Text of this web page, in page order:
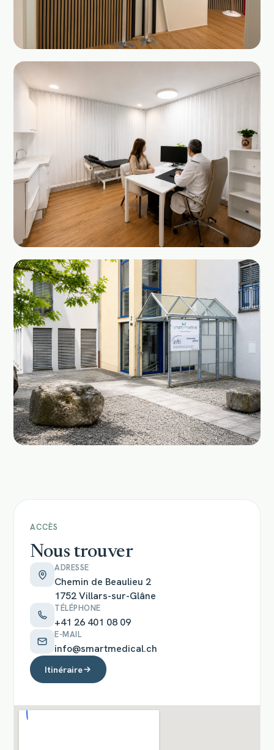
ACCÈS
Nous trouver
ADRESSE
Chemin de Beaulieu 2
1752 Villars-sur-Glâne
TÉLÉPHONE
+41 26 401 08 09
E-MAIL
info@smartmedical.ch
Itinéraire